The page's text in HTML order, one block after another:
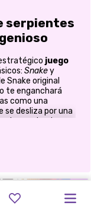
serpientes
juego
Snakey
Snake original
te enganchará
como una
se desliza por una
comiendo
con el mismo
¡como en 2048!
DE